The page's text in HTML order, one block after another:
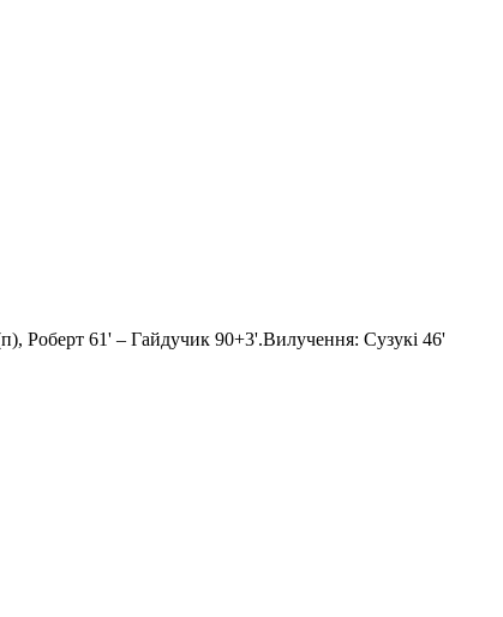
Роберт 61' – Гайдучик 90+3'.Вилучення: Сузукі 46'